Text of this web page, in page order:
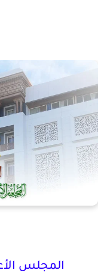
المجلس